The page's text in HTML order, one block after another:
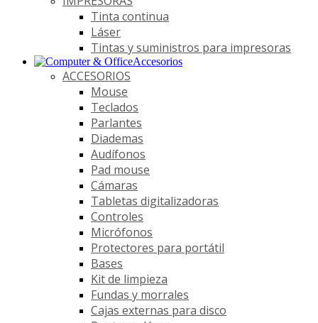
Tinta continua
Láser
Tintas y suministros para impresoras
Accesorios
ACCESORIOS
Mouse
Teclados
Parlantes
Diademas
Audífonos
Pad mouse
Cámaras
Tabletas digitalizadoras
Controles
Micrófonos
Protectores para portátil
Bases
Kit de limpieza
Fundas y morrales
Cajas externas para disco